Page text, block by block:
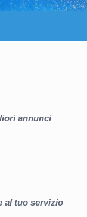
annunci
al tuo servizio